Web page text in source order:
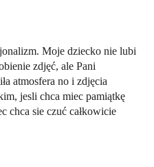
Moje dziecko nie lubi
zdjęć, ale Pani
atmosfera no i zdjęcia
jesli chca miec pamiątkę
chca sie czuć całkowicie